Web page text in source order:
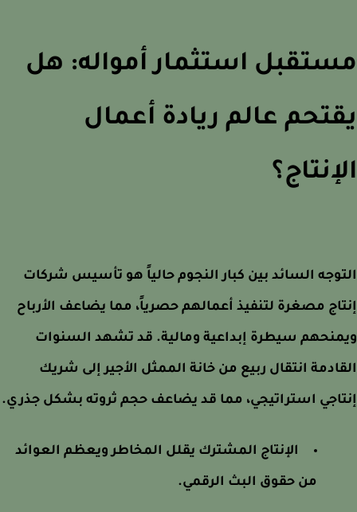
استثمار أمواله: هل
عالم ريادة أعمال
السائد بين كبار النجوم حالياً هو تأسيس شركات
مصغرة لتنفيذ أعمالهم حصرياً، مما يضاعف الأرباح
سيطرة إبداعية ومالية. قد تشهد السنوات
انتقال ربيع من خانة الممثل الأجير إلى شريك
استراتيجي، مما قد يضاعف حجم ثروته بشكل جذري.
الإنتاج المشترك يقلل المخاطر ويعظم العوائد
من حقوق البث الرقمي.